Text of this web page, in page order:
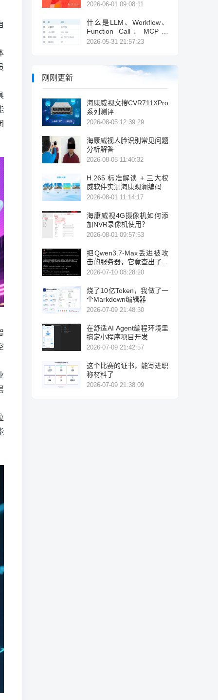
2026-06-01 09:08:11
什么是LLM、Workflow、
Function Call、MCP、
Skill、Agent、OpenClaw
2026-05-31 21:57:23
刚刚更新
海康威视文搜CVR711XPro
系列测评
2026-08-05 12:39:29
海康威视人脸识别常见问题
分析解答
2026-08-05 11:40:32
H.265 标准解读 + 三大权
威软件实测海康观澜编码
2026-08-01 11:14:17
海康威视4G摄像机如何添
加NVR录像机使用？
2026-08-01 09:57:53
把Qwen3.7-Max丢进被攻
击的服务器，它竟查出了暴
力破解！
2026-07-10 08:28:20
烧了10亿Token，我做了一
个Markdown编辑器
2026-07-09 21:48:30
在舒适AI Agent编程环境里
搞定小程序项目开发
2026-07-09 21:42:57
这个比赛的证书，能写进职
称材料了
2026-07-09 21:38:09